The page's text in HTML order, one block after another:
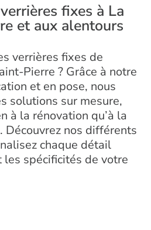
fixes à La
et aux alentours
verrières fixes de
Pierre ? Grâce à notre
et en pose, nous
solutions sur mesure,
à la rénovation qu’à la
Découvrez nos différents
chaque détail
les spécificités de votre